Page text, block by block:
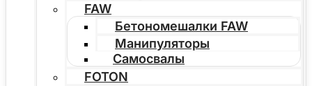
FAW
Бетономешалки FAW
Манипуляторы
Самосвалы
FOTON